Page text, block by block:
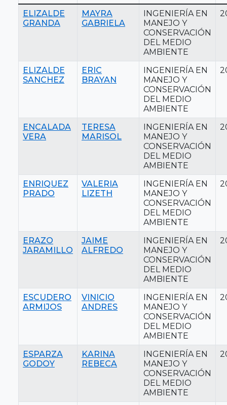
ELIZALDE
GRANDA
MAYRA
GABRIELA
INGENIERÍA EN
MANEJO Y
CONSERVACIÓN
DEL MEDIO
AMBIENTE
ELIZALDE
SANCHEZ
ERIC
BRAYAN
INGENIERÍA EN
MANEJO Y
CONSERVACIÓN
DEL MEDIO
AMBIENTE
ENCALADA
VERA
TERESA
MARISOL
INGENIERÍA EN
MANEJO Y
CONSERVACIÓN
DEL MEDIO
AMBIENTE
ENRIQUEZ
PRADO
VALERIA
LIZETH
INGENIERÍA EN
MANEJO Y
CONSERVACIÓN
DEL MEDIO
AMBIENTE
ERAZO
JARAMILLO
JAIME
ALFREDO
INGENIERÍA EN
MANEJO Y
CONSERVACIÓN
DEL MEDIO
AMBIENTE
ESCUDERO
ARMIJOS
VINICIO
ANDRES
INGENIERÍA EN
MANEJO Y
CONSERVACIÓN
DEL MEDIO
AMBIENTE
ESPARZA
GODOY
KARINA
REBECA
INGENIERÍA EN
MANEJO Y
CONSERVACIÓN
DEL MEDIO
AMBIENTE